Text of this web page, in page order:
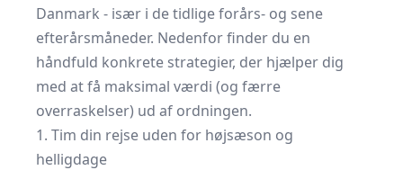
Danmark - især i de tidlige forårs- og sene
efterårsmåneder. Nedenfor finder du en
håndfuld konkrete strategier, der hjælper dig
med at få maksimal værdi (og færre
overraskelser) ud af ordningen.
1. Tim din rejse uden for højsæson og
helligdage